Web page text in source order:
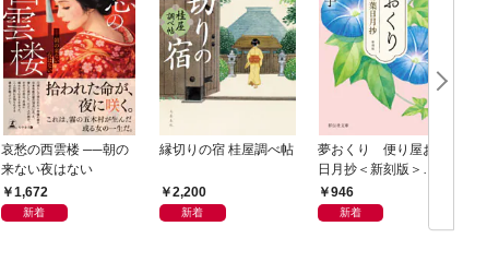
哀愁の西雲楼 ──朝の
来ない夜はない
1,672
新着
縁切りの宿 桂屋調べ帖
2,200
新着
夢おくり 便り屋お葉
日月抄＜新刻版＞
［1］
946
新着